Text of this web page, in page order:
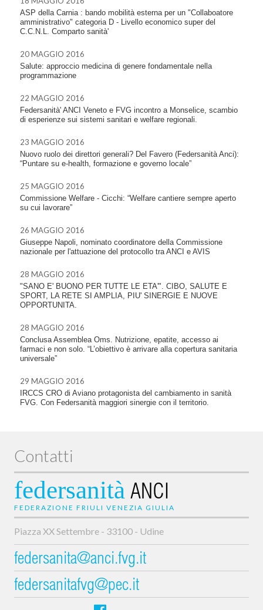
ASP della Carnia : bando mobilità esterna per un "Collaboatore
amministrativo" categoria D - Livello economico super del
C.C.N.L. Comparto sanità'
20 MAGGIO 2016
Salute: approccio medicina di genere fondamentale nella
programmazione
22 MAGGIO 2016
Federsanità' ANCI Veneto e FVG incontro a Monselice, scambio
di esperienze sui sistemi sanitari e welfare regionali.
23 MAGGIO 2016
Nuovo ruolo dei direttori generali? Del Favero (Federsanità Anci):
“Puntare su e-health, formazione e governo locale”
25 MAGGIO 2016
Commissione Welfare - Cicchi: “Welfare cantiere sempre aperto
su cui lavorare”
26 MAGGIO 2016
Giuseppe Napoli, nominato coordinatore della Commissione
nazionale per l'attuazione del protocollo tra ANCI e AVIS
28 MAGGIO 2016
"SANO E' BUONO PER TUTTE LE ETA'". CIBO, SALUTE E
SPORT, LA RETE SI AMPLIA, PIU' SINERGIE E NUOVE
OPPORTUNITA.
28 MAGGIO 2016
Conclusa Assemblea Oms. Nutrizione, epatite, accesso ai
farmaci e non solo. “L’obiettivo è arrivare alla copertura sanitaria
universale”
29 MAGGIO 2016
IRCCS CRO di Aviano protagonista del cambiamento in sanità
FVG. Con Federsanità maggiori sinergie con il territorio.
Contatti
federsanità ANCI
FEDERAZIONE FRIULI VENEZIA GIULIA
Piazza XX Settembre - 33100 - Udine
federsanita@anci.fvg.it
federsanitafvg@pec.it